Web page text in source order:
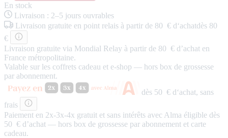
En stock
Livraison : 2–5 jours ouvrables
Livraison gratuite en point relais à partir de 80 € d‘achatdès 80
€
Livraison gratuite via Mondial Relay à partir de 80 € d’achat en
France métropolitaine.
Valable sur les coffrets cadeau et e-shop — hors box de grossesse
par abonnement.
dès 50 € d‘achat, sans
frais
Paiement en 2x-3x-4x gratuit et sans intérêts avec Alma éligible dès
50 € d’achat — hors box de grossesse par abonnement et carte
cadeau.